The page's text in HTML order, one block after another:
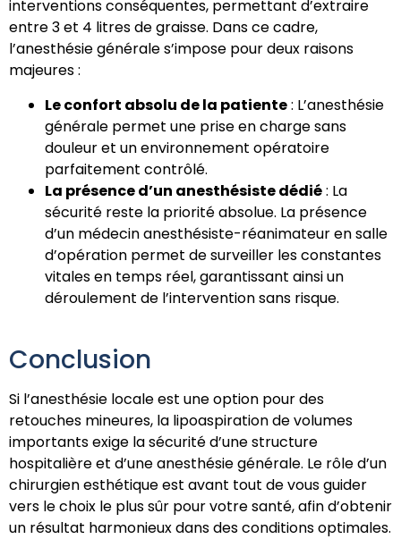
interventions conséquentes, permettant d’extraire
entre 3 et 4 litres de graisse. Dans ce cadre,
l’anesthésie générale s’impose pour deux raisons
majeures :
Le confort absolu de la patiente: L’anesthésie
générale permet une prise en charge sans
douleur et un environnement opératoire
parfaitement contrôlé.
La présence d’un anesthésiste dédié: La
sécurité reste la priorité absolue. La présence
d’un médecin anesthésiste-réanimateur en salle
d’opération permet de surveiller les constantes
vitales en temps réel, garantissant ainsi un
déroulement de l’intervention sans risque.
Conclusion
Si l’anesthésie locale est une option pour des
retouches mineures, la lipoaspiration de volumes
importants exige la sécurité d’une structure
hospitalière et d’une anesthésie générale. Le rôle d’un
chirurgien esthétique est avant tout de vous guider
vers le choix le plus sûr pour votre santé, afin d’obtenir
un résultat harmonieux dans des conditions optimales.